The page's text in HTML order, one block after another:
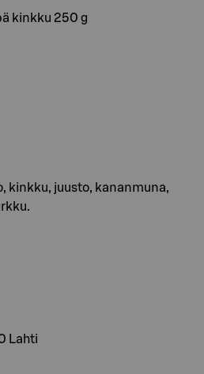
kinkku 250 g
kinkku, juusto, kananmuna,
Lahti